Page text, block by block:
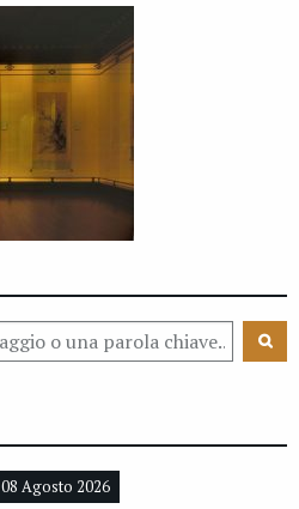
08 Agosto 2026